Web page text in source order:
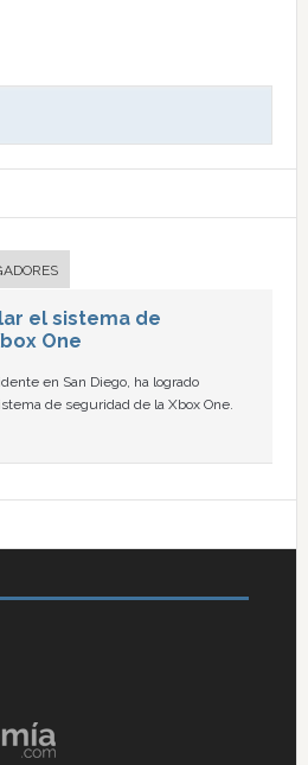
el sistema de
One
en San Diego, ha logrado
de seguridad de la Xbox One.